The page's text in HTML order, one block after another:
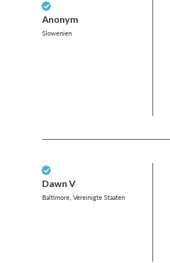
Anonym
Slowenien
Dawn V
Baltimore, Vereinigte Staaten